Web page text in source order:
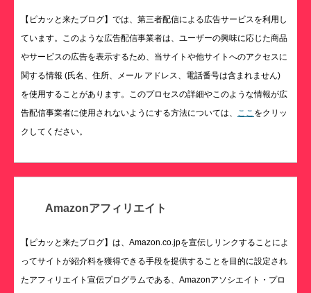
【ピカッと来たブログ】では、第三者配信による広告サービスを利用し
ています。このような広告配信事業者は、ユーザーの興味に応じた商品
やサービスの広告を表示するため、当サイトや他サイトへのアクセスに
関する情報 (氏名、住所、メール アドレス、電話番号は含まれません)
を使用することがあります。このプロセスの詳細やこのような情報が広
告配信事業者に使用されないようにする方法については、 ここ をクリッ
クしてください。
Amazonアフィリエイト
【ピカッと来たブログ】は、Amazon.co.jpを宣伝しリンクすることによ
ってサイトが紹介料を獲得できる手段を提供することを目的に設定され
たアフィリエイト宣伝プログラムである、Amazonアソシエイト・プロ